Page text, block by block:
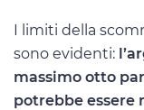
I limiti della
sono evidenti:
massimo otto
potrebbe essere